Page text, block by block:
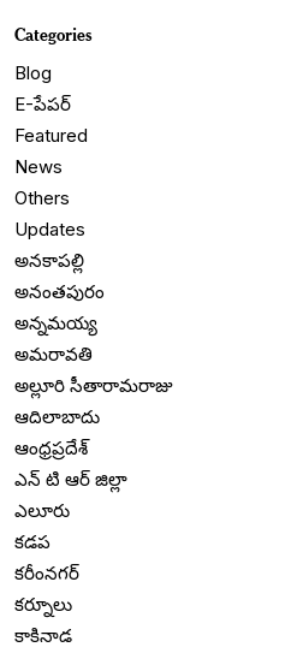
Categories
Blog
E-పేపర్
Featured
News
Others
Updates
అనకాపల్లి
అనంతపురం
అన్నమయ్య
అమరావతి
అల్లూరి సీతారామరాజు
ఆదిలాబాదు
ఆంధ్రప్రదేశ్
ఎన్ టి ఆర్ జిల్లా
ఎలూరు
కడప
కరీంనగర్
కర్నూలు
కాకినాడ